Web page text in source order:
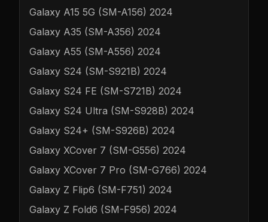
Galaxy A15 5G (SM-A156) 2024
Galaxy A35 (SM-A356) 2024
Galaxy A55 (SM-A556) 2024
Galaxy S24 (SM-S921B) 2024
Galaxy S24 FE (SM-S721B) 2024
Galaxy S24 Ultra (SM-S928B) 2024
Galaxy S24+ (SM-S926B) 2024
Galaxy XCover 7 (SM-G556) 2024
Galaxy XCover 7 Pro (SM-G766) 2024
Galaxy Z Flip6 (SM-F751) 2024
Galaxy Z Fold6 (SM-F956) 2024